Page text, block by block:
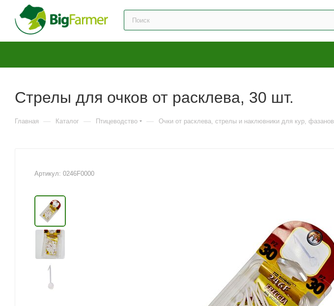
Стрелы для очков от расклева, 30 шт.
Главная — Каталог — Птицеводство — Очки от расклева, стрелы и наклювники для кур, фазанов
Артикул: 0246F0000